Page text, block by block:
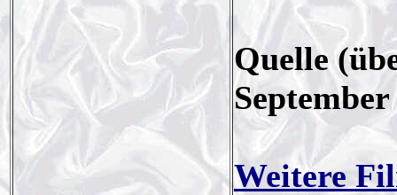
Quelle
Weitere